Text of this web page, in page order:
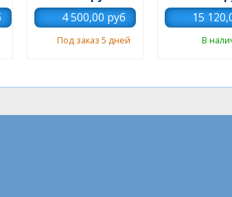
Под заказ 5 дней В